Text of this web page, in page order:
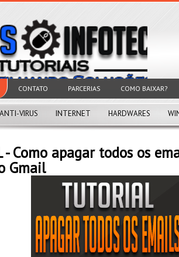
CONTATO PARCERIAS COMO BAIXAR?
ANTI-VIRUS INTERNET HARDWARES
- Como apagar todos os
Gmail